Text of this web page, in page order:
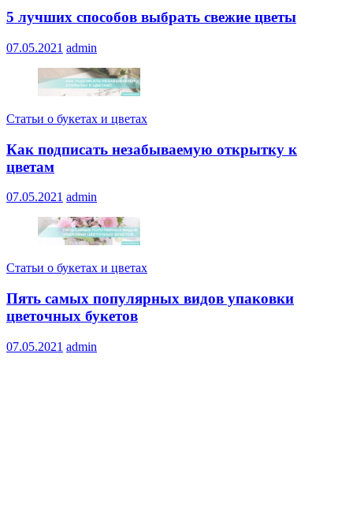
5 лучших способов выбрать свежие цветы
07.05.2021 admin
Статьи о букетах и цветах
Как подписать незабываемую открытку к
цветам
07.05.2021 admin
Статьи о букетах и цветах
Пять самых популярных видов упаковки
цветочных букетов
07.05.2021 admin